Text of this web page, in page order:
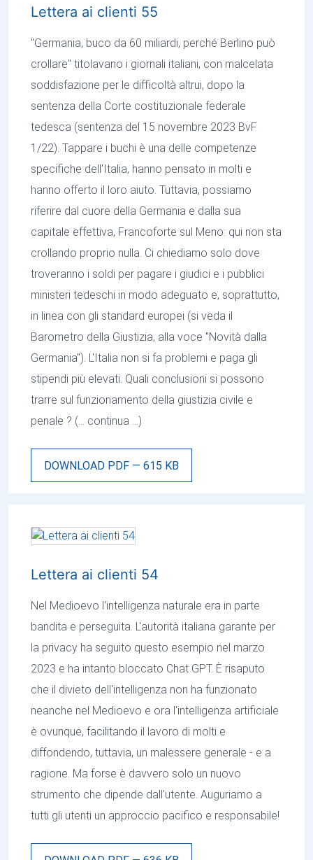
Lettera ai clienti 55
"Germania, buco da 60 miliardi, perché Berlino può
crollare" titolavano i giornali italiani, con malcelata
soddisfazione per le difficoltà altrui, dopo la
sentenza della Corte costituzionale federale
tedesca (sentenza del 15 novembre 2023 BvF
1/22). Tappare i buchi è una delle competenze
specifiche dell'Italia, hanno pensato in molti e
hanno offerto il loro aiuto. Tuttavia, possiamo
riferire dal cuore della Germania e dalla sua
capitale effettiva, Francoforte sul Meno: qui non sta
crollando proprio nulla. Ci chiediamo solo dove
troveranno i soldi per pagare i giudici e i pubblici
ministeri tedeschi in modo adeguato e, soprattutto,
in linea con gli standard europei (si veda il
Barometro della Giustizia, alla voce "Novità dalla
Germania"). L'Italia non si fa problemi e paga gli
stipendi più elevati. Quali conclusioni si possono
trarre sul funzionamento della giustizia civile e
penale ? (… continua …)
DOWNLOAD PDF — 615 KB
Lettera ai clienti 54
Nel Medioevo l'intelligenza naturale era in parte
bandita e perseguita. L'autorità italiana garante per
la privacy ha seguito questo esempio nel marzo
2023 e ha intanto bloccato Chat GPT. È risaputo
che il divieto dell'intelligenza non ha funzionato
neanche nel Medioevo e ora l'intelligenza artificiale
è ovunque, facilitando il lavoro di molti e
diffondendo, tuttavia, un malessere generale - e a
ragione. Ma forse è davvero solo un nuovo
strumento che dipende dall'utente. Auguriamo a
tutti gli utenti un approccio pacifico e responsabile!